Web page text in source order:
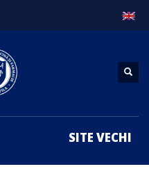
SITE VECHI